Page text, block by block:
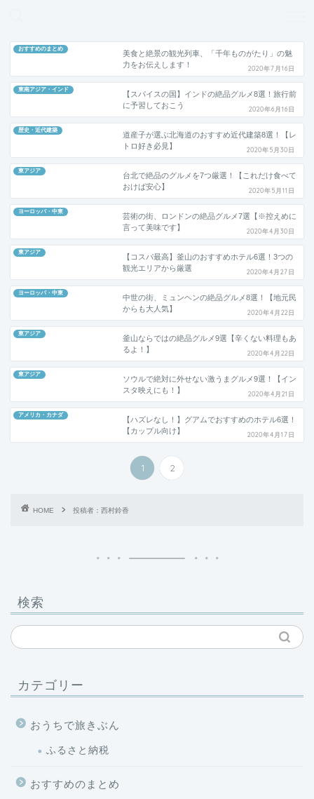
おすすめのまとめ
美食と絶景の観光列車、「千年ものがたり」の魅
力をお伝えします！
2020年7月16日
東南アジア・インド
【スパイスの国】インドの絶品グルメ8選！旅行前
に予習しておこう
2020年6月16日
歴史・近代建築
道産子が選ぶ北海道のおすすめ近代建築8選！【レ
トロ好き必見】
2020年5月30日
東アジア
台北で絶品のグルメを7つ厳選！【これだけ食べて
おけば安心】
2020年5月11日
ヨーロッパ・中東
芸術の街、ロンドンの絶品グルメ7選【※控えめに
言って美味です】
2020年4月30日
東アジア
【コスパ最高】釜山のおすすめホテル6選！3つの
観光エリアから厳選
2020年4月27日
ヨーロッパ・中東
中世の街、ミュンヘンの絶品グルメ8選！【地元民
からも大人気】
2020年4月22日
東アジア
釜山ならではの絶品グルメ9選【辛くない料理もあ
るよ！】
2020年4月22日
東アジア
ソウルで絶対に外せない激うまグルメ9選！【イン
スタ映えにも！】
2020年4月21日
アメリカ・カナダ
【ハズレなし！】グアムでおすすめのホテル6選！
【カップル向け】
2020年4月17日
1 2
HOME 投稿者：西村鈴香
検索
カテゴリー
おうちで旅きぶん
ふるさと納税
おすすめのまとめ